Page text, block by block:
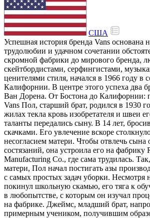
США
Успешная история бренда Vans основана
трудолюбии и удачном сочетании
скромной фабрики до мирового бренда,
скейтбордистами, серфингистами,
ценителями стиля, начался в 1966 году в
Калифорнии. В центре этого успеха два
Ван Дорена. От Бостона до Калифорнии:
Vans Пол, старший брат, родился в 1930
жилах текла кровь изобретателя и швеи
таланты передались сыну. В 14 лет,
скачками. Его увлечение вскоре
несогласием матери. Чтобы отвлечь сына
состязаний, она устроила его на фабрику
Manufacturing Co., где сама трудилась.
матери, Пол начал постигать азы
с самых простых задач уборки. Несмотря
покинул школьную скамью, его тяга к
в любопытстве, с которым он изучал
на фабрике. Джеймс, младший брат,
примерным учеником, получившим